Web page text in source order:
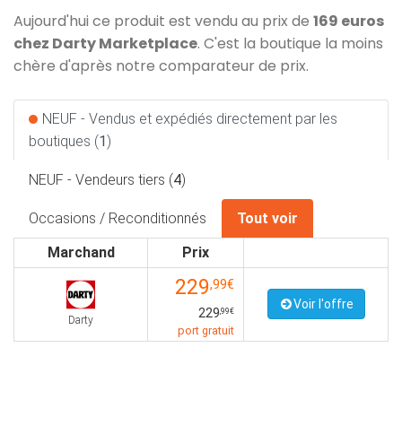
Aujourd'hui ce produit est vendu au prix de 169 euros
chez Darty Marketplace. C'est la boutique la moins
chère d'après notre comparateur de prix.
NEUF - Vendus et expédiés directement par les
boutiques (1)
NEUF - Vendeurs tiers (4)
Occasions / Reconditionnés
Tout voir
Marchand
Prix
Darty
229,99€
229,99€
port gratuit
Voir l'offre